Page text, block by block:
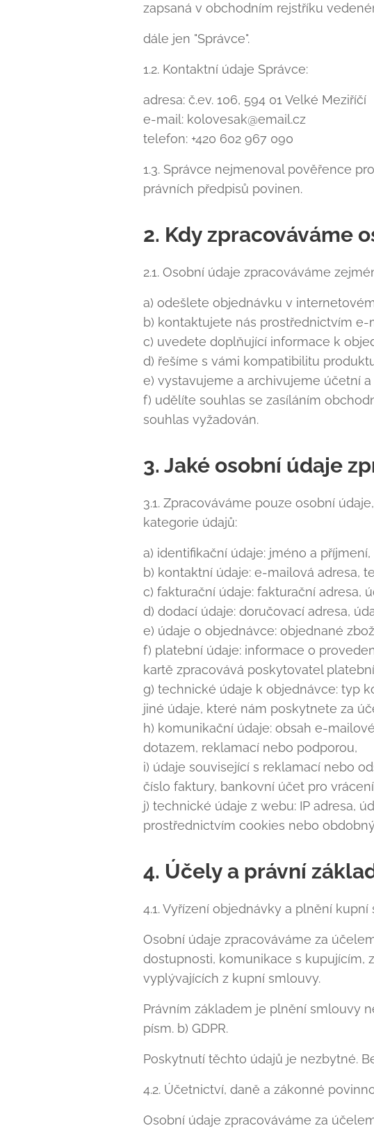
zapsaná v obchodním rejstříku
dále jen "Správce".
1.2. Kontaktní údaje Správce:
adresa: č.ev. 106, 594 01 Velké Meziříčí
e-mail: kolovesak@email.cz
telefon: +420 602 967 090
1.3. Správce nejmenoval pověřence
právních předpisů povinen.
2. Kdy zpracováváme
2.1. Osobní údaje zpracováváme
a) odešlete objednávku v
b) kontaktujete nás prostřednictvím
c) uvedete doplňující informace k
d) řešíme s vámi kompatibilitu
e) vystavujeme a archivujeme účetní
f) udělíte souhlas se zasíláním
souhlas vyžadován.
3. Jaké osobní údaje
3.1. Zpracováváme pouze osobní
kategorie údajů:
a) identifikační údaje: jméno a příjmení,
b) kontaktní údaje: e-mailová adresa,
c) fakturační údaje: fakturační adresa,
d) dodací údaje: doručovací adresa,
e) údaje o objednávce: objednané
f) platební údaje: informace o
kartě zpracovává poskytovatel
g) technické údaje k objednávce: typ
jiné údaje, které nám poskytnete za
h) komunikační údaje: obsah e-
dotazem, reklamací nebo podporou,
i) údaje související s reklamací nebo
číslo faktury, bankovní účet pro
j) technické údaje z webu: IP adresa,
prostřednictvím cookies nebo
4. Účely a právní
4.1. Vyřízení objednávky a plnění kupní
Osobní údaje zpracováváme za
dostupnosti, komunikace s kupujícím,
vyplývajících z kupní smlouvy.
Právním základem je plnění smlouvy
písm. b) GDPR.
Poskytnutí těchto údajů je nezbytné.
4.2. Účetnictví, daně a zákonné
Osobní údaje zpracováváme za